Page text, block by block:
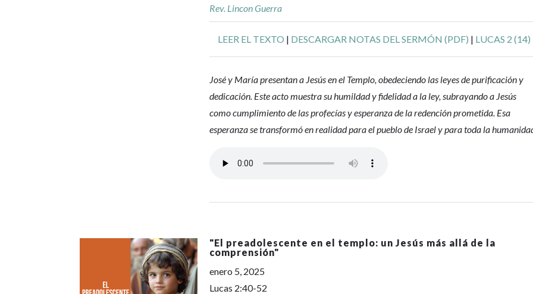
Rev. Lincon Guerra
LEER EL TEXTO | DESCARGAR NOTAS DEL SERMÓN (PDF) | LUCAS 2 (14)
José y María presentan a Jesús en el Templo, obedeciendo las leyes de purificación y
dedicación. Este acto muestra su humildad y fidelidad a la ley, subrayando a Jesús
como cumplimiento de las profecías y esperanza de la redención prometida. Esa
esperanza se transformó en realidad para el pueblo de Israel y para toda la
"El preadolescente en el templo: un Jesús más allá de la
comprensión"
enero 5, 2025
Lucas 2:40-52